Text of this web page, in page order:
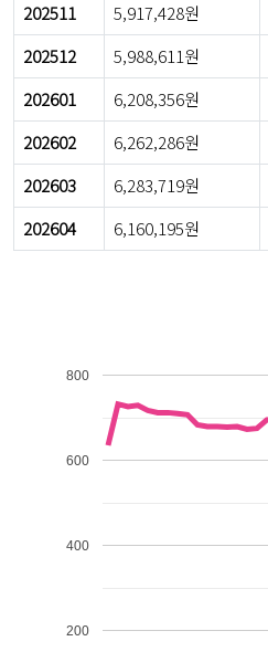
202511
5,917,428원
202512
5,988,611원
202601
6,208,356원
202602
6,262,286원
202603
6,283,719원
202604
6,160,195원
200
400
600
800